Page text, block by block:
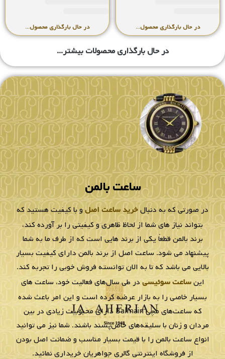
ساعت زنانه بالمن
529.7631.33.86
تماس بگیرید
خرید
ساعت زنانه بالمن
322.2831.33.66
تماس بگیرید
خرید
ساعت زنانه بالمن
327.2791.33.66
تماس بگیرید
خرید
ساعت زنانه بالمن
529.5855.33.65
تماس بگیرید
خرید